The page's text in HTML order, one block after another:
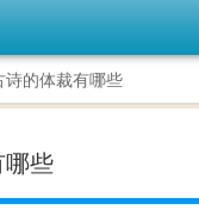
诗的体裁有哪些
些